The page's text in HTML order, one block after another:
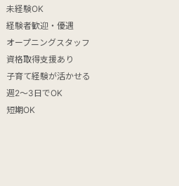
未経験OK
経験者歓迎・優遇
オープニングスタッフ
資格取得支援あり
子育て経験が活かせる
週2～3日でOK
短期OK